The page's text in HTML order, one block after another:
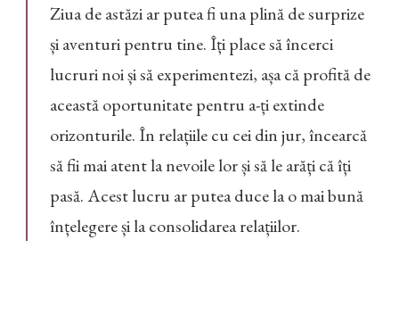
Ziua de astăzi ar putea fi una plină de surprize
și aventuri pentru tine. Îți place să încerci
lucruri noi și să experimentezi, așa că profită de
această oportunitate pentru a-ți extinde
orizonturile. În relațiile cu cei din jur, încearcă
să fii mai atent la nevoile lor și să le arăți că îți
pasă. Acest lucru ar putea duce la o mai bună
înțelegere și la consolidarea relațiilor.